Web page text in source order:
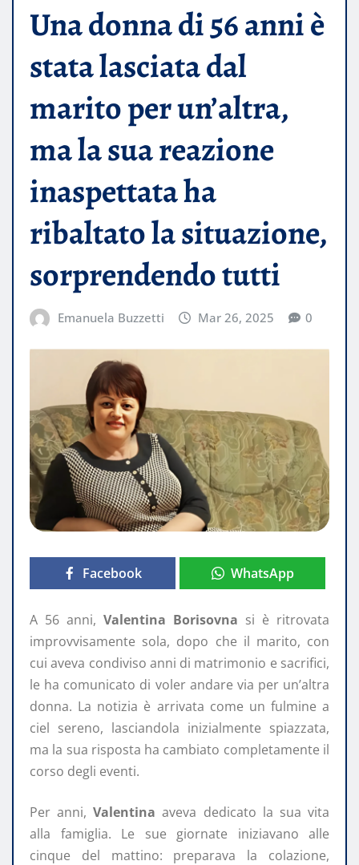
Una donna di 56 anni è
stata lasciata dal
marito per un’altra,
ma la sua reazione
inaspettata ha
ribaltato la situazione,
sorprendendo tutti
Emanuela Buzzetti Mar 26, 2025 0
Facebook WhatsApp
A 56 anni, Valentina Borisovna si è ritrovata
improvvisamente sola, dopo che il marito, con
cui aveva condiviso anni di matrimonio e sacrifici,
le ha comunicato di voler andare via per un’altra
donna. La notizia è arrivata come un fulmine a
ciel sereno, lasciandola inizialmente spiazzata,
ma la sua risposta ha cambiato completamente il
corso degli eventi.
Per anni,Valentina aveva dedicato la sua vita
alla famiglia. Le sue giornate iniziavano alle
cinque del mattino: preparava la colazione,